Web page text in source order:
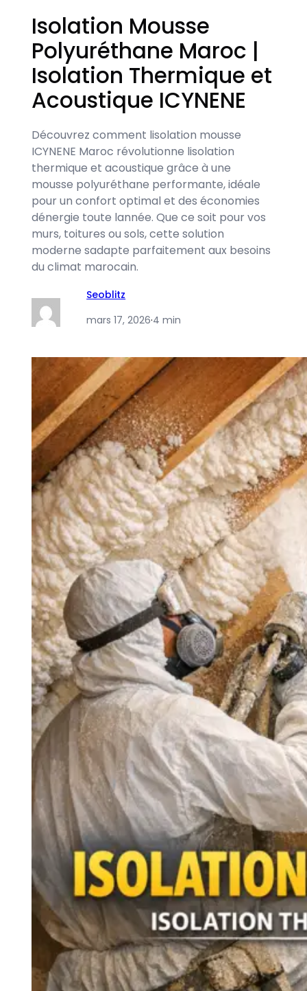
Isolation Mousse
Polyuréthane Maroc |
Isolation Thermique et
Acoustique ICYNENE
Découvrez comment lisolation mousse
ICYNENE Maroc révolutionne lisolation
thermique et acoustique grâce à une
mousse polyuréthane performante, idéale
pour un confort optimal et des économies
dénergie toute lannée. Que ce soit pour vos
murs, toitures ou sols, cette solution
moderne sadapte parfaitement aux besoins
du climat marocain.
Seoblitz
mars 17, 2026·4 min